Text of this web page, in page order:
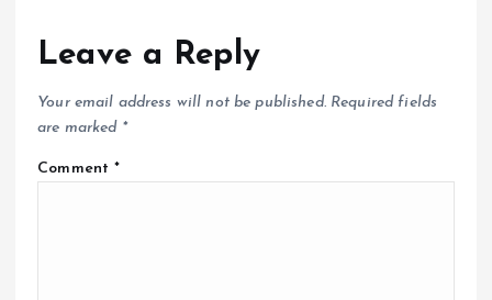
Leave a Reply
Your email address will not be published. Required fields
are marked *
Comment*